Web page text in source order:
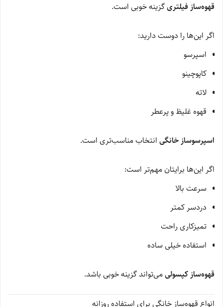
قهوه‌ساز فیلتریگزینه خوبی است.
اگر این‌ها را دوست دارید:
اسپرسو
کاپوچینو
لاته
قهوه غلیظ و پرعطر
اسپرسوساز خانگی انتخاب مناسب‌تری است.
اگر این‌ها برایتان مهم‌تر است:
سرعت بالا
دردسر کمتر
تمیزکاری راحت
استفاده خیلی ساده
قهوه‌ساز کپسولیمی‌تواند گزینه خوبی باشد.
انواع قهوه‌ساز خانگی برای استفاده روزانه